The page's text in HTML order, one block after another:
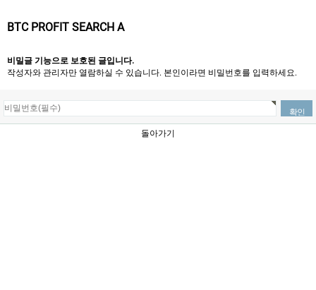
BTC PROFIT SEARCH A
비밀글 기능으로 보호된 글입니다.
작성자와 관리자만 열람하실 수 있습니다. 본인이라면 비밀번호를 입력하세요.
돌아가기